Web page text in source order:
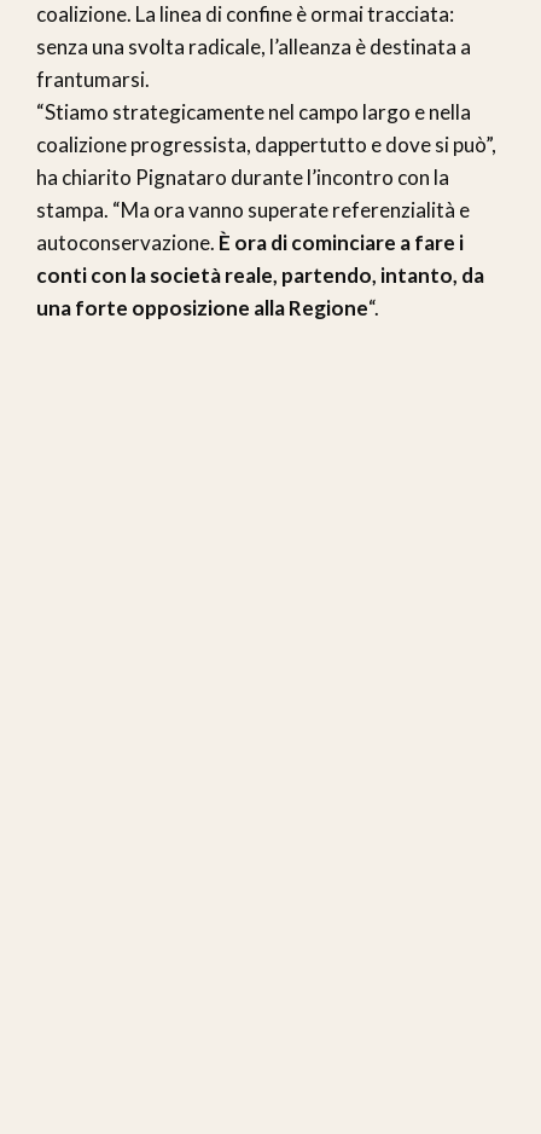
coalizione. La linea di confine è ormai tracciata:
senza una svolta radicale, l’alleanza è destinata a
frantumarsi.
“Stiamo strategicamente nel campo largo e nella
coalizione progressista, dappertutto e dove si può”,
ha chiarito Pignataro durante l’incontro con la
stampa. “Ma ora vanno superate referenzialità e
autoconservazione. È ora di cominciare a fare i
conti con la società reale, partendo, intanto, da
una forte opposizione alla Regione“.